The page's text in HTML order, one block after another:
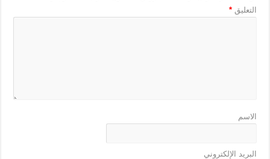
التعليق*
الاسم
البريد الإلكتروني